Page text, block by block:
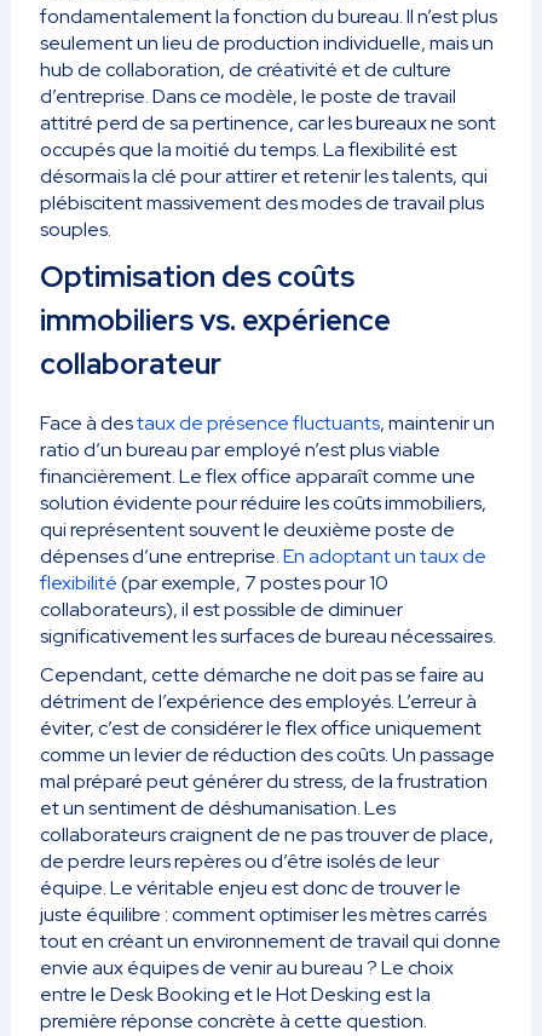
fondamentalement la fonction du bureau. Il n’est plus
seulement un lieu de production individuelle, mais un
hub de collaboration, de créativité et de culture
d’entreprise. Dans ce modèle, le poste de travail
attitré perd de sa pertinence, car les bureaux ne sont
occupés que la moitié du temps. La flexibilité est
désormais la clé pour attirer et retenir les talents, qui
plébiscitent massivement des modes de travail plus
souples.
Optimisation des coûts
immobiliers vs. expérience
collaborateur
Face à destaux de présence fluctuants, maintenir un
ratio d’un bureau par employé n’est plus viable
financièrement. Le flex office apparaît comme une
solution évidente pour réduire les coûts immobiliers,
qui représentent souvent le deuxième poste de
dépenses d’une entreprise.En adoptant un taux de
flexibilité(par exemple, 7 postes pour 10
collaborateurs), il est possible de diminuer
significativement les surfaces de bureau nécessaires.
Cependant, cette démarche ne doit pas se faire au
détriment de l’expérience des employés. L’erreur à
éviter, c’est de considérer le flex office uniquement
comme un levier de réduction des coûts. Un passage
mal préparé peut générer du stress, de la frustration
et un sentiment de déshumanisation. Les
collaborateurs craignent de ne pas trouver de place,
de perdre leurs repères ou d’être isolés de leur
équipe. Le véritable enjeu est donc de trouver le
juste équilibre : comment optimiser les mètres carrés
tout en créant un environnement de travail qui donne
envie aux équipes de venir au bureau ? Le choix
entre le Desk Booking et le Hot Desking est la
première réponse concrète à cette question.